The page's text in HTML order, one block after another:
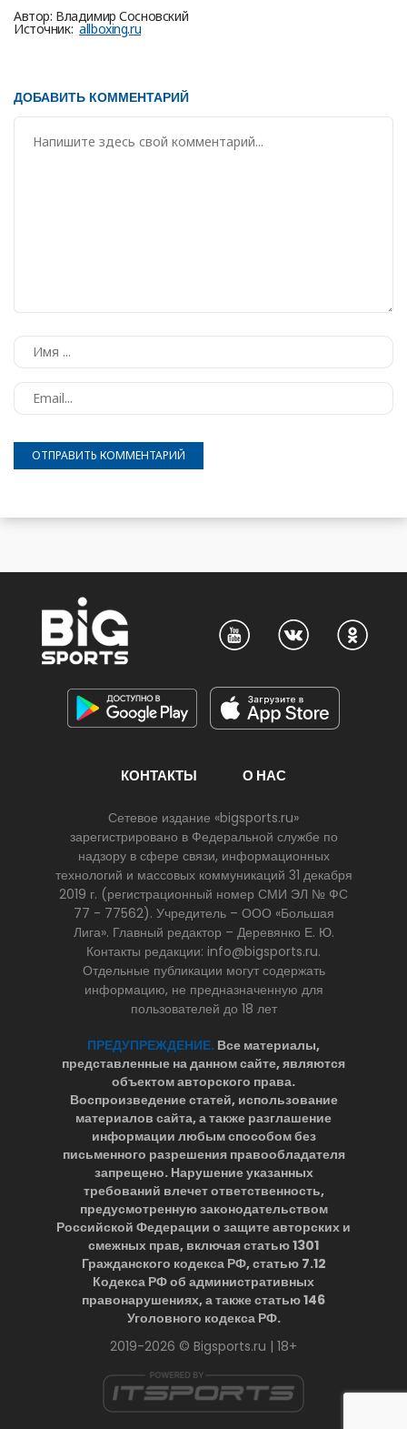
Автор: Владимир Сосновский
Источник: allboxing.ru
ДОБАВИТЬ КОММЕНТАРИЙ
КОНТАКТЫ О НАС
Сетевое издание «bigsports.ru»
зарегистрировано в Федеральной службе по
надзору в сфере связи, информационных
технологий и массовых коммуникаций 31 декабря
2019 г. (регистрационный номер СМИ ЭЛ № ФС
77 - 77562). Учредитель – ООО «Большая
Лига». Главный редактор – Деревянко Е. Ю.
Контакты редакции: info@bigsports.ru.
Отдельные публикации могут содержать
информацию, не предназначенную для
пользователей до 18 лет
ПРЕДУПРЕЖДЕНИЕ. Все материалы,
представленные на данном сайте, являются
объектом авторского права.
Воспроизведение статей, использование
материалов сайта, а также разглашение
информации любым способом без
письменного разрешения правообладателя
запрещено. Нарушение указанных
требований влечет ответственность,
предусмотренную законодательством
Российской Федерации о защите авторских и
смежных прав, включая статью 1301
Гражданского кодекса РФ, статью 7.12
Кодекса РФ об административных
правонарушениях, а также статью 146
Уголовного кодекса РФ.
2019-2026 © Bigsports.ru | 18+